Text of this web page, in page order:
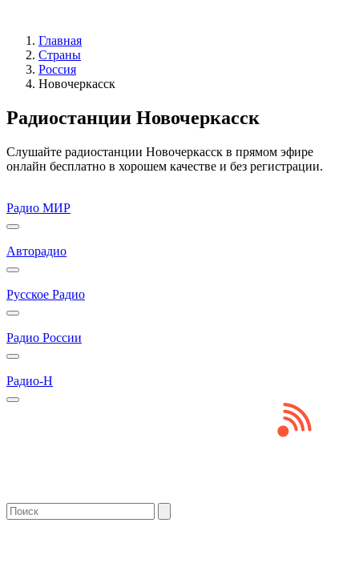
Главная
Страны
Россия
Новочеркасск
Радиостанции Новочеркасск
Слушайте радиостанции Новочеркасск в прямом эфире
онлайн бесплатно в хорошем качестве и без регистрации.
Радио МИР
Авторадио
Русское Радио
Радио России
Радио-Н